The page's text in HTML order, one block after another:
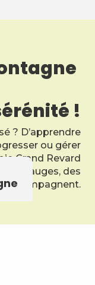
!
? D’apprendre
ou gérer
Grand Revard
Bauges, des
accompagnent.